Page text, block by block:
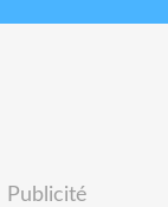
Publicité